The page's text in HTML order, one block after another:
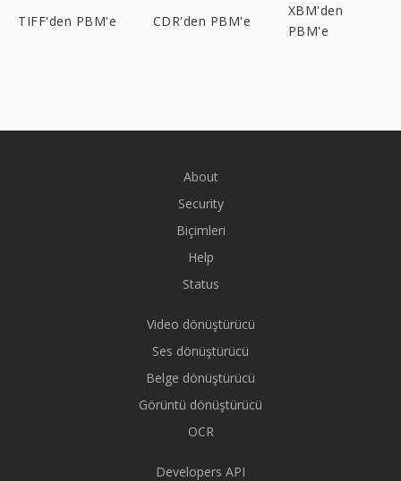
TIFF'den PBM'e CDR'den PBM'e
XBM'den
PBM'e
About
Security
Biçimleri
Help
Status
Video dönüştürücü
Ses dönüştürücü
Belge dönüştürücü
Görüntü dönüştürücü
OCR
Developers API